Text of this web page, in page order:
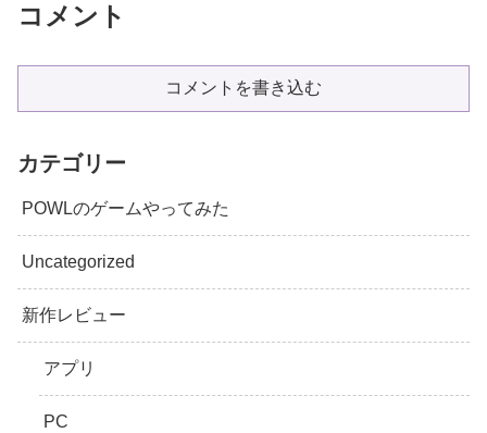
コメント
コメントを書き込む
カテゴリー
POWLのゲームやってみた
Uncategorized
新作レビュー
アプリ
PC